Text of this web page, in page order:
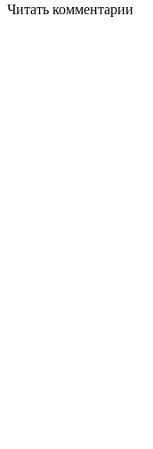
Читать комментарии